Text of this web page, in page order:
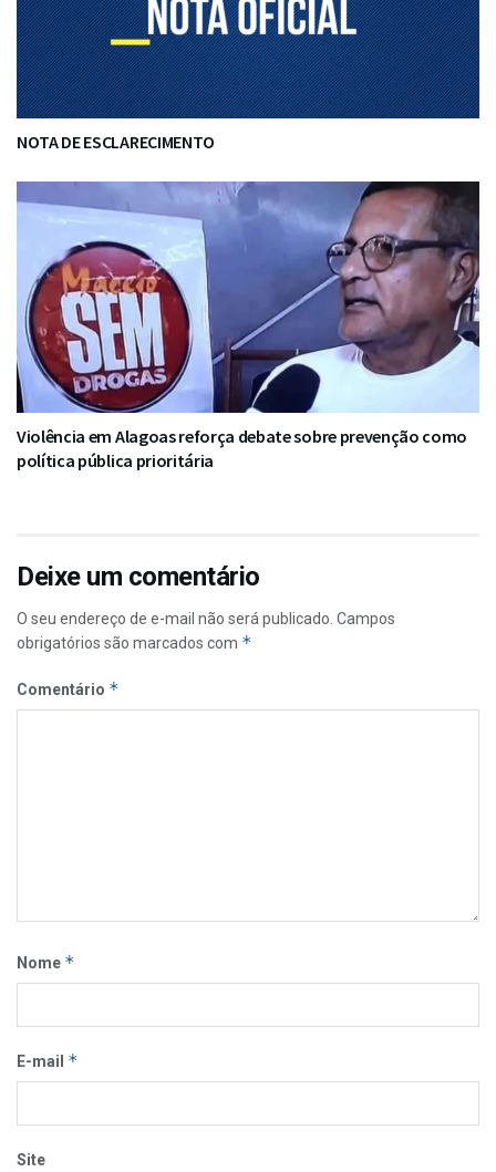
NOTA DE ESCLARECIMENTO
Violência em Alagoas reforça debate sobre prevenção como
política pública prioritária
Deixe um comentário
O seu endereço de e-mail não será publicado. Campos
obrigatórios são marcados com *
Comentário *
Nome *
E-mail *
Site